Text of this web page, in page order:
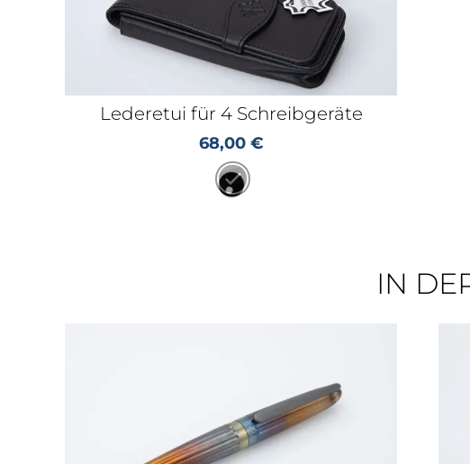
Lederetui für 4 Schreibgeräte
68,00 €
IN